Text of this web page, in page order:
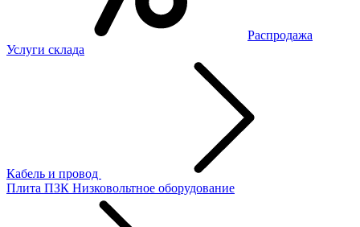
Распродажа
Услуги склада
Кабель и провод
Плита ПЗК Низковольтное оборудование